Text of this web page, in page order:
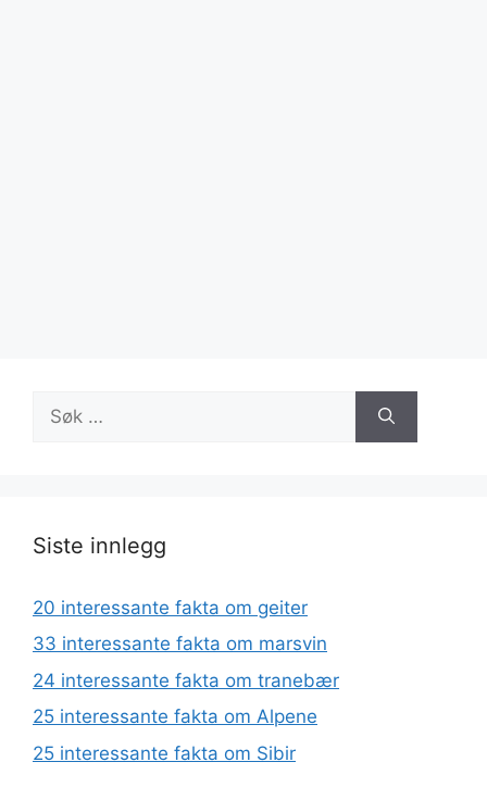
etter:
Siste innlegg
20 interessante fakta om geiter
33 interessante fakta om marsvin
24 interessante fakta om tranebær
25 interessante fakta om Alpene
25 interessante fakta om Sibir